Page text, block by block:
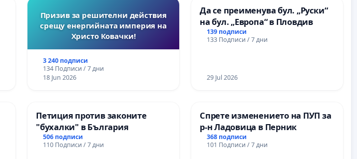
Призив за решителни действия
срещу енергийната империя на
Христо Ковачки!
3 240 подписи
134 Подписи / 7 дни
18 Jun 2026
Да се преименува бул. „Руски“
на бул. „Европа“ в Пловдив
139 подписи
133 Подписи / 7 дни
29 Jul 2026
Петиция против законите
"бухалки" в България
506 подписи
110 Подписи / 7 дни
Спрете изменението на ПУП за
р-н Ладовица в Перник
368 подписи
101 Подписи / 7 дни